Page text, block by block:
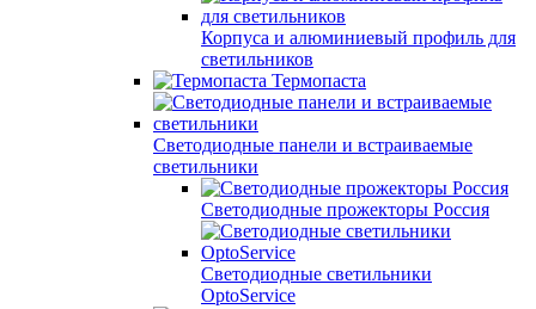
Корпуса и алюминиевый профиль для
светильников
Термопаста
Светодиодные панели и встраиваемые
светильники
Светодиодные прожекторы Россия
Светодиодные светильники
OptoService